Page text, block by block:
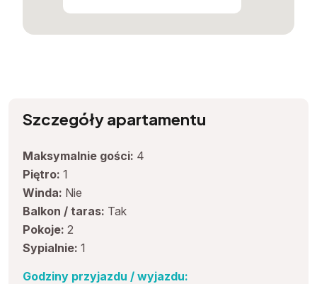
Szczegóły apartamentu
Maksymalnie gości: 4
Piętro: 1
Winda: Nie
Balkon / taras: Tak
Pokoje: 2
Sypialnie: 1
Godziny przyjazdu / wyjazdu: